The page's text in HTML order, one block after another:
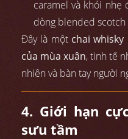
caramel và khói nhẹ
dòng blended scotch
Đây là một chai
của mùa xuân, tinh tế
nhiên và bàn tay người
4. Giới hạn
sưu tầm